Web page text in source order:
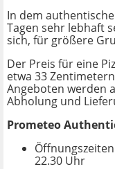
In dem
Tagen sehr lebhaft
sich, für größere
Der Preis für eine
etwa 33
Angeboten werden
Abholung und
Prometeo
22.30 Uhr